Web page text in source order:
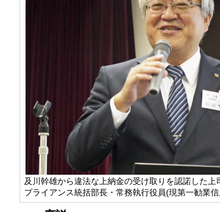
及川幹雄から違法な上納金の受け取りを認諾した
プライアンス統括部長・常務執行役員(現第一勧業